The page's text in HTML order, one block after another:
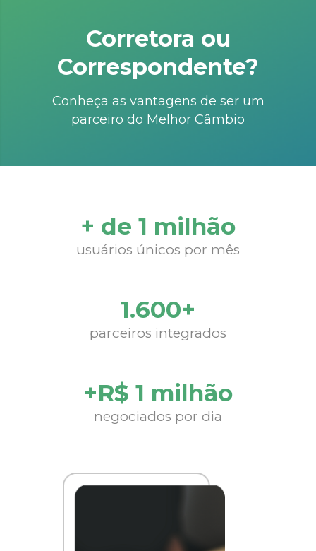
Corretora ou
Correspondente?
Conheça as vantagens de ser um
parceiro do Melhor Câmbio
+ de 1 milhão
usuários únicos por mês
1.600+
parceiros integrados
+R$ 1 milhão
negociados por dia